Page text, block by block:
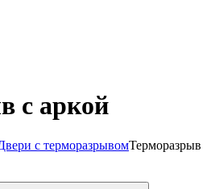
с аркой
с терморазрывомТерморазрыв